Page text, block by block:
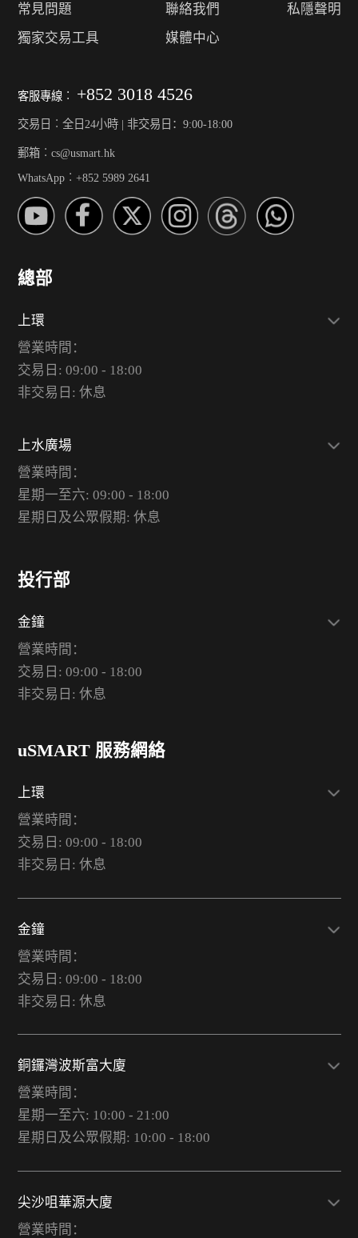
常見問題
獨家交易工具
聯絡我們
媒體中心
私隱聲明
客服專線︰ +852 3018 4526
交易日︰全日24小時 | 非交易日：9:00-18:00
郵箱︰cs@usmart.hk
WhatsApp︰+852 5989 2641
總部
上環
營業時間：
交易日: 09:00 - 18:00
非交易日: 休息
上水廣場
營業時間：
星期一至六: 09:00 - 18:00
星期日及公眾假期: 休息
投行部
金鐘
營業時間：
交易日: 09:00 - 18:00
非交易日: 休息
uSMART 服務網絡
上環
營業時間：
交易日: 09:00 - 18:00
非交易日: 休息
金鐘
營業時間：
交易日: 09:00 - 18:00
非交易日: 休息
銅鑼灣波斯富大廈
營業時間：
星期一至六: 10:00 - 21:00
星期日及公眾假期: 10:00 - 18:00
尖沙咀華源大廈
營業時間：